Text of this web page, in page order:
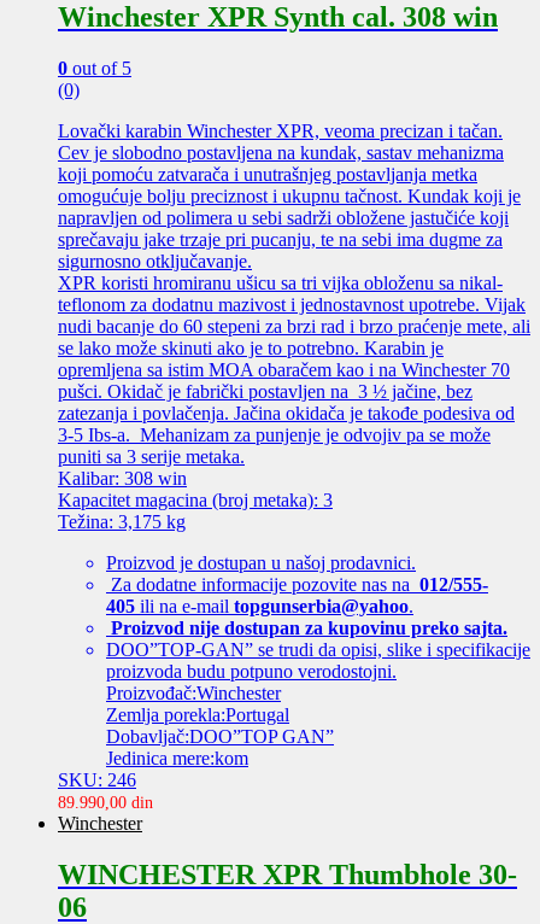
Winchester XPR Synth cal. 308 win
0 out of 5
(0)
Lovački karabin Winchester XPR, veoma precizan i tačan.
Cev je slobodno postavljena na kundak, sastav mehanizma
koji pomoću zatvarača i unutrašnjeg postavljanja metka
omogućuje bolju preciznost i ukupnu tačnost. Kundak koji je
napravljen od polimera u sebi sadrži obložene jastučiće koji
sprečavaju jake trzaje pri pucanju, te na sebi ima dugme za
sigurnosno otključavanje.
XPR koristi hromiranu ušicu sa tri vijka obloženu sa nikal-
teflonom za dodatnu mazivost i jednostavnost upotrebe. Vijak
nudi bacanje do 60 stepeni za brzi rad i brzo praćenje mete, ali
se lako može skinuti ako je to potrebno. Karabin je
opremljena sa istim MOA obaračem kao i na Winchester 70
pušci. Okidač je fabrički postavljen na 3 ½ jačine, bez
zatezanja i povlačenja. Jačina okidača je takođe podesiva od
3-5 Ibs-a. Mehanizam za punjenje je odvojiv pa se može
puniti sa 3 serije metaka.
Kalibar: 308 win
Kapacitet magacina (broj metaka): 3
Težina: 3,175 kg
Proizvod je dostupan u našoj prodavnici.
Za dodatne informacije pozovite nas na 012/555-
405 ili na e-mail topgunserbia@yahoo.
Proizvod nije dostupan za kupovinu preko sajta.
DOO”TOP-GAN” se trudi da opisi, slike i specifikacije
proizvoda budu potpuno verodostojni.
Proizvođač:Winchester
Zemlja porekla:Portugal
Dobavljač:DOO”TOP GAN”
Jedinica mere:kom
SKU: 246
89.990,00 din
Winchester
WINCHESTER XPR Thumbhole 30-
06